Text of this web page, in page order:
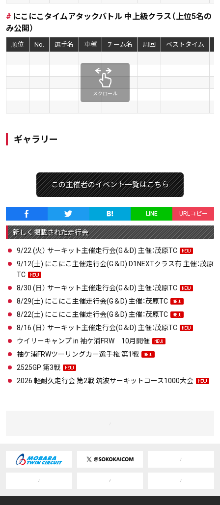
にこにこタイムアタックバトル 中上級クラス（上位5名の
み公開）
順位 No. 選手名 車種 チーム名 周回 ベストタイム
スクロール
ギャラリー
この主催者のイベント一覧はこちら
LINE URLコピー
新しく掲載された走行会
9/22 (火） サーキット主催走行会(G＆D) 主催：茂原TC
9/12(土) にこにこ主催走行会(G＆D) D1NEXTクラス有 主催：茂原
TC
8/30 (日） サーキット主催走行会(G＆D) 主催：茂原TC
8/29(土) にこにこ主催走行会(G＆D) 主催：茂原TC
8/22(土) にこにこ主催走行会(G＆D) 主催：茂原TC
8/16 (日） サーキット主催走行会(G＆D) 主催：茂原TC
ウイリーキャンプ in 袖ケ浦FRW 10月開催
袖ケ浦FRWツーリングカー選手権 第1戦
2525GP 第3戦
2026 軽耐久走行会 第2戦 筑波サーキットコース1000大会